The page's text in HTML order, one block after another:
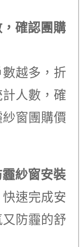
確認團購
越多，折
人數，確
窗團購價
紗窗安裝
速完成安
防霾的舒